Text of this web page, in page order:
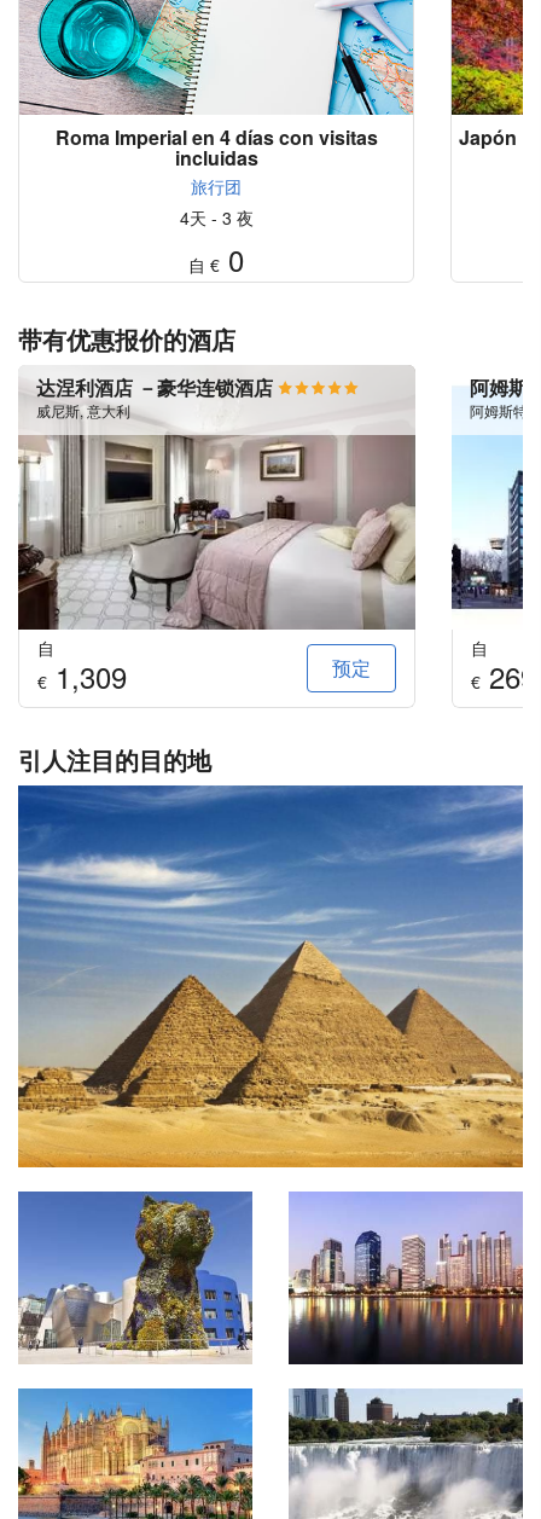
Roma Imperial en 4 días con visitas
incluidas
旅行团
4天 - 3 夜
自 € 0
Japón
带有优惠报价的酒店
达涅利酒店 －豪华连锁酒店
威尼斯, 意大利
自
€ 1,309 预定
阿姆斯
阿姆斯特
自
€269
引人注目的目的地